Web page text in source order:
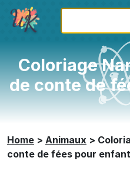
Coloriage
de conte de
Home > Animaux >
conte de fées pour